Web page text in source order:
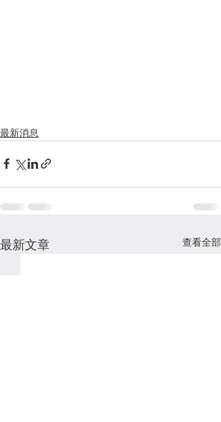
最新消息
最新文章 查看全部